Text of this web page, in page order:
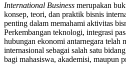
International Business merupakan
konsep, teori, dan praktik bisnis
penting dalam memahami aktivitas
Perkembangan teknologi, integrasi
hubungan ekonomi antarnegara telah
internasional sebagai salah satu
bagi mahasiswa, akademisi, maupun